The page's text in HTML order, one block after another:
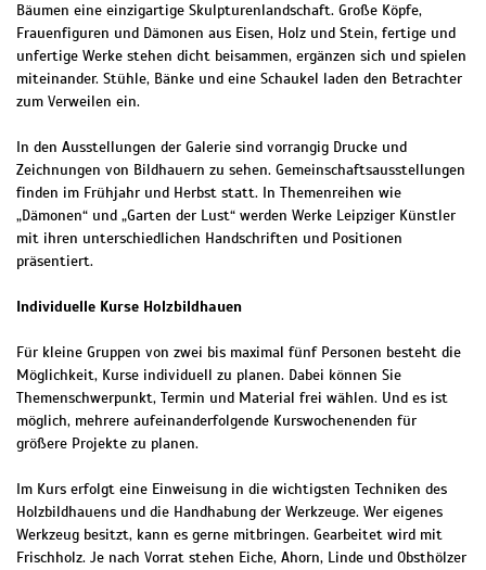
Bäumen eine einzigartige Skulpturenlandschaft. Große Köpfe,
Frauenfiguren und Dämonen aus Eisen, Holz und Stein, fertige und
unfertige Werke stehen dicht beisammen, ergänzen sich und spielen
miteinander. Stühle, Bänke und eine Schaukel laden den Betrachter
zum Verweilen ein.
In den Ausstellungen der Galerie sind vorrangig Drucke und
Zeichnungen von Bildhauern zu sehen. Gemeinschaftsausstellungen
finden im Frühjahr und Herbst statt. In Themenreihen wie
„Dämonen“ und „Garten der Lust“ werden Werke Leipziger Künstler
mit ihren unterschiedlichen Handschriften und Positionen
präsentiert.
Individuelle Kurse Holzbildhauen
Für kleine Gruppen von zwei bis maximal fünf Personen besteht die
Möglichkeit, Kurse individuell zu planen. Dabei können Sie
Themenschwerpunkt, Termin und Material frei wählen. Und es ist
möglich, mehrere aufeinanderfolgende Kurswochenenden für
größere Projekte zu planen.
Im Kurs erfolgt eine Einweisung in die wichtigsten Techniken des
Holzbildhauens und die Handhabung der Werkzeuge. Wer eigenes
Werkzeug besitzt, kann es gerne mitbringen. Gearbeitet wird mit
Frischholz. Je nach Vorrat stehen Eiche, Ahorn, Linde und Obsthölzer